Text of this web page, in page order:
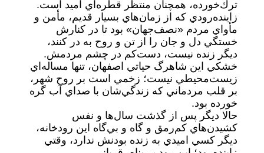
ترك‌خورده، همچنان منتظر قطره‌اي اميد است.
زاينده‌رودي كه از زمان‌هاي بسيار قديم، مأمن و
مأواي مردم «نصف‌جهان» بود تا در كنارش
خستگي دل و جان را از تن و روح به در كنند،
ديگر زنده نيست، دست‌كم در چشم مردمش.
خشكي اين شاهرگ حياتي اصفهان، تنها مساله‌اي
زيست‌محيطي نيست؛ زخمي است بر روح شهر،
بر قلب مردماني كه زندگي‌شان با صداي آب گره
خورده بود.
حالا ديگر پس از گذشت سال‌ها و نفس
كشيدن‌هاي كم‌رمق و گاه و بي‌گاه اين رودخانه،
ديگر كسي اميدي به زنده بودنش ندارد، وقتي